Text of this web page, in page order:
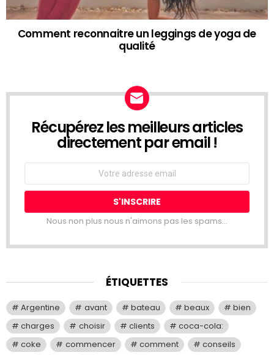
Comment reconnaitre un leggings de yoga de
qualité
NEWSLETTER
Récupérez les meilleurs articles
directement par email !
Email
Nous non plus nous n'aimons pas les spams...
ÉTIQUETTES
Argentine avant bateau beaux
bien
charges
choisir clients
coca-cola:
coke
commencer comment
conseils